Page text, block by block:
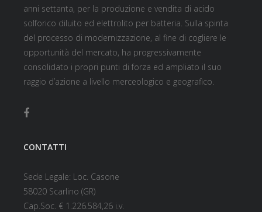
anni settanta, per la produzione e vendita di acido
solforico diluito ed elettrolito per batteria. Sulla spinta
del processo di modernizzazione, al fine di cogliere le
opportunità del mercato, ha progressivamente
consolidato i propri punti di forza ed ampliato il suo
raggio d’azione a livello merceologico e geografico.
CONTATTI
Sede Legale: Loc. Casone
58020 Scarlino (GR)
Cap.Soc. € 1.226.584,26 i.v.